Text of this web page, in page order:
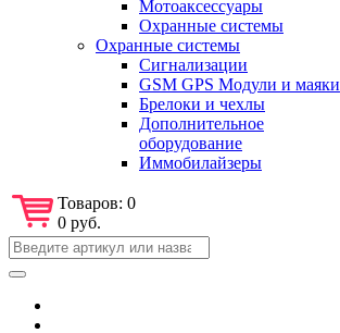
Мотоаксессуары
Охранные системы
Охранные системы
Сигнализации
GSM GPS Модули и маяки
Брелоки и чехлы
Дополнительное
оборудование
Иммобилайзеры
Товаров: 0
0 руб.